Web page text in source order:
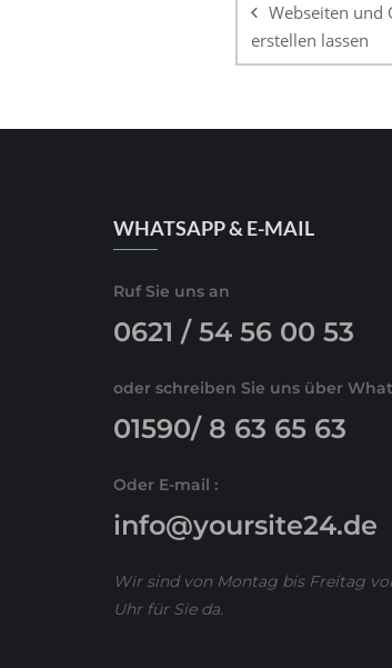
Webseiten und
erstellen lassen
WHATSAPP & E-MAIL
Ruf Sie uns an
0621 / 54 56 00 53
oder schreiben Sie uns über
01590/ 8 63 65 63
Oder E-mail :
info@yoursite24.de
Wir sind von Montag bis Freitag
Uhr für Sie da.